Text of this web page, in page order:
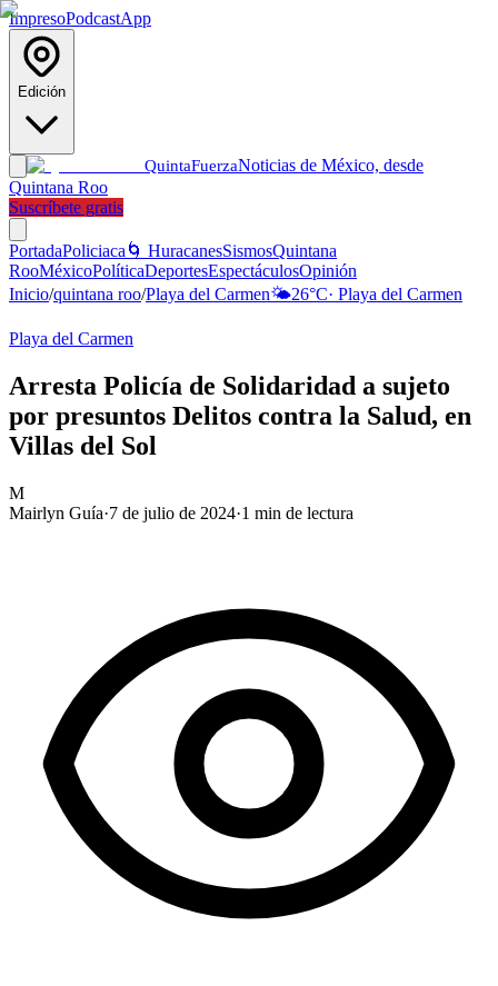
ImpresoPodcastApp
Edición
QuintaFuerzaNoticias de México, desde
Quintana Roo
Suscríbete gratis
PortadaPoliciaca 🌀 HuracanesSismosQuintana
RooMéxicoPolíticaDeportesEspectáculosOpinión
Inicio/quintana roo/Playa del Carmen🌤️26°C· Playa del Carmen
Playa del Carmen
Arresta Policía de Solidaridad a sujeto
por presuntos Delitos contra la Salud, en
Villas del Sol
M
Mairlyn Guía·7 de julio de 2024·1 min de lectura